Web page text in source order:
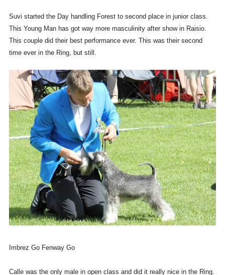
Suvi started the Day handling Forest to second place in junior class.
This Young Man has got way more masculinity after show in Raisio.
This couple did their best performance ever. This was their second
time ever in the Ring, but still.
Imbrez Go Fenway Go
Calle was the only male in open class and did it really nice in the Ring.